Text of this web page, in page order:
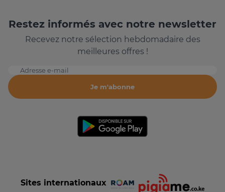
Restez informés avec notre newsletter
Recevez notre sélection hebdomadaire des
meilleures offres !
Adresse e-mail
Je m'abonne
Sites internationaux